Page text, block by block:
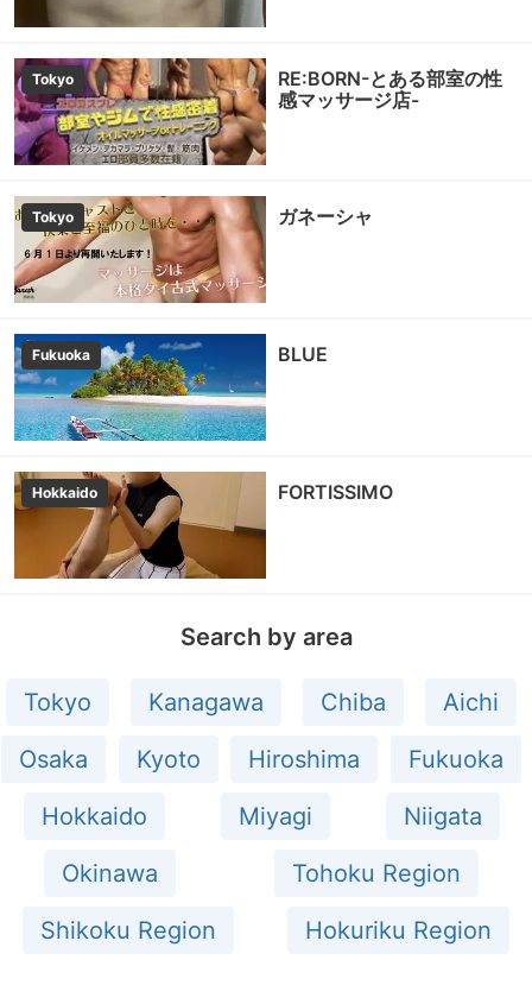
Tokyo
RE:BORN-とある部室の性
感マッサージ店-
Tokyo ガネーシャ
Fukuoka BLUE
Hokkaido FORTISSIMO
Search by area
Tokyo Kanagawa Chiba
Aichi
Osaka
Kyoto Hiroshima
Fukuoka
Hokkaido
Miyagi
Niigata
Okinawa
Tohoku Region
Shikoku Region
Hokuriku Region